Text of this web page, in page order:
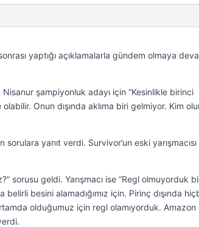
yaptığı açıklamalarla gündem olmaya
şampiyonluk adayı için “Kesinlikle birinci
Onun dışında aklıma biri gelmiyor. Kim
yanıt verdi. Survivor’un eski yarışmacısı
sorusu geldi. Yarışmacı ise “Regl olmuyorduk
besini alamadığımız için. Pirinç dışında
olduğumuz için regl olamıyorduk. Amazon